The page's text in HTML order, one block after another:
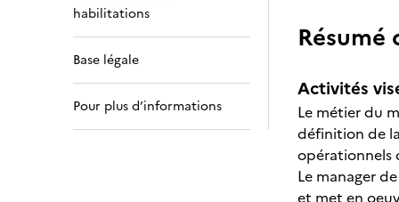
habilitations
Base légale
Pour plus d’informations
Activités
Le métier du
définition de
opérationnels
Le manager
et met en